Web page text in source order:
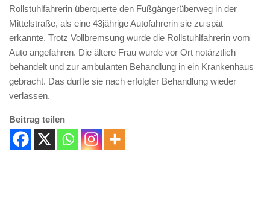
Rollstuhlfahrerin überquerte den Fußgängerüberweg in der
Mittelstraße, als eine 43jährige Autofahrerin sie zu spät
erkannte. Trotz Vollbremsung wurde die Rollstuhlfahrerin vom
Auto angefahren. Die ältere Frau wurde vor Ort notärztlich
behandelt und zur ambulanten Behandlung in ein Krankenhaus
gebracht. Das durfte sie nach erfolgter Behandlung wieder
verlassen.
Beitrag teilen